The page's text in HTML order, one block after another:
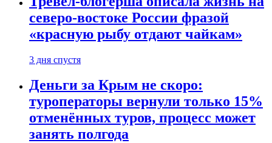
северо-востоке России фразой
«красную рыбу отдают чайкам»
3 дня спустя
Деньги за Крым не скоро:
туроператоры вернули только 15%
отменённых туров, процесс может
занять полгода